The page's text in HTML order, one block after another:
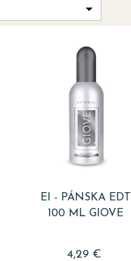

EI - PÁNSKA EDT
100 ML GIOVE
4,29 €